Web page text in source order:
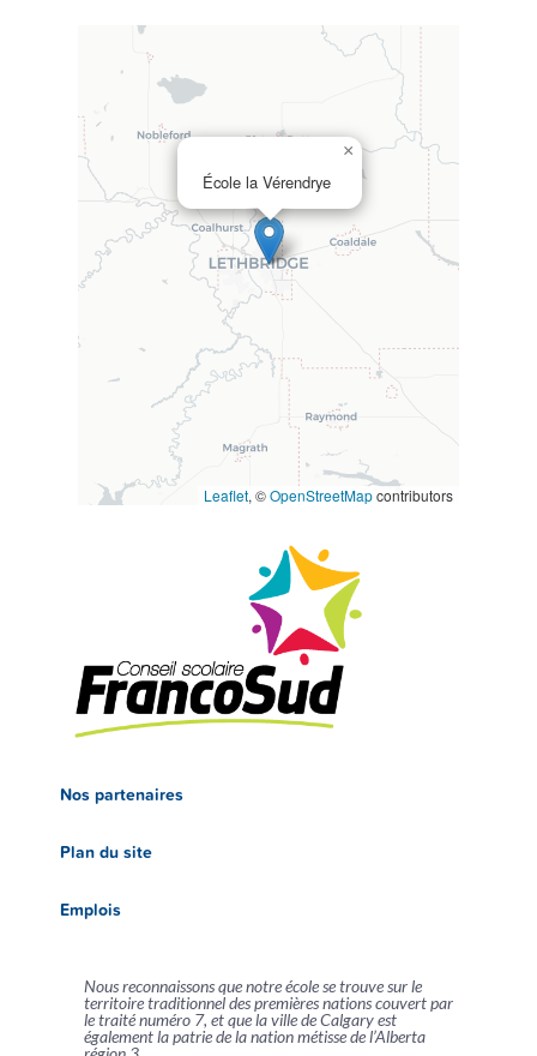
École la Vérendrye
×
Leaflet, ©OpenStreetMapcontributors
Nos partenaires
Plan du site
Emplois
Nous reconnaissons que notre école se trouve sur le
territoire traditionnel des premières nations couvert par
le traité numéro 7, et que la ville de Calgary est
également la patrie de la nation métisse de l’Alberta